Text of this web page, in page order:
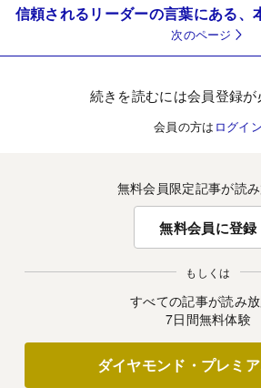
信頼されるリーダーの言葉にある、
次のページ
続きを読むには会員登録が
会員の方は ログイン
無料会員限定記事が読み
無料会員に登録
もしくは
すべての記事が読み放
7日間無料体験
ダイヤモンド・プレミ